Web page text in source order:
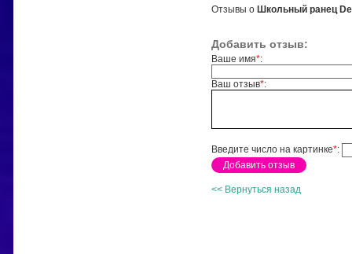
Отзывы о Школьный ранец
Добавить отзыв:
Ваше имя*:
Ваш отзыв*:
Введите число на картинке*:
<< Вернуться назад